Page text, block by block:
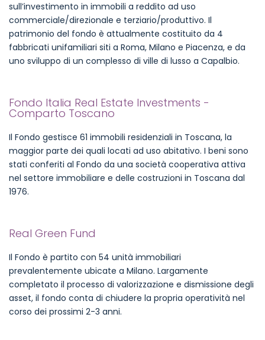
sull’investimento in immobili a reddito ad uso
commerciale/direzionale e terziario/produttivo. Il
patrimonio del fondo è attualmente costituito da 4
fabbricati unifamiliari siti a Roma, Milano e Piacenza, e da
uno sviluppo di un complesso di ville di lusso a Capalbio.
Fondo Italia Real Estate Investments -
Comparto Toscano
Il Fondo gestisce 61 immobili residenziali in Toscana, la
maggior parte dei quali locati ad uso abitativo. I beni sono
stati conferiti al Fondo da una società cooperativa attiva
nel settore immobiliare e delle costruzioni in Toscana dal
1976.
Real Green Fund
Il Fondo è partito con 54 unità immobiliari
prevalentemente ubicate a Milano. Largamente
completato il processo di valorizzazione e dismissione degli
asset, il fondo conta di chiudere la propria operatività nel
corso dei prossimi 2-3 anni.